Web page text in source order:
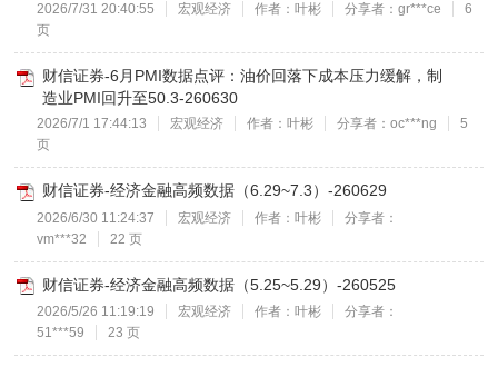
2026/7/31 20:40:55 宏观经济 作者：叶彬 分享者：gr***ce
6
页
财信证券-6月PMI数据点评：油价回落下成本压力缓解，制
造业PMI回升至50.3-260630
2026/7/1 17:44:13 宏观经济 作者：叶彬 分享者：oc***ng
5
页
财信证券-经济金融高频数据（6.29~7.3）-260629
2026/6/30 11:24:37 宏观经济 作者：叶彬
分享者：
vm***32
22 页
财信证券-经济金融高频数据（5.25~5.29）-260525
2026/5/26 11:19:19 宏观经济 作者：叶彬
分享者：
51***59
23 页